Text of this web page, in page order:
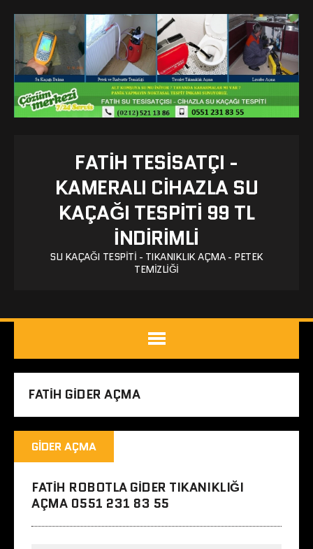
FATIH TESISATÇI -
KAMERALI CIHAZLA SU
KAÇAĞI TESPITI 99 TL
İNDİRİMLİ
SU KAÇAĞI TESPITI - TIKANIKLIK AÇMA - PETEK
TEMIZLIĞI
FATIH GIDER AÇMA
GIDER AÇMA
FATIH ROBOTLA GIDER TIKANIKLIĞI
AÇMA 0551 231 83 55